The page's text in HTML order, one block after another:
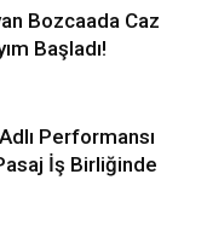
Bozcaada Caz
Başladı!
Performansı
İş Birliğinde